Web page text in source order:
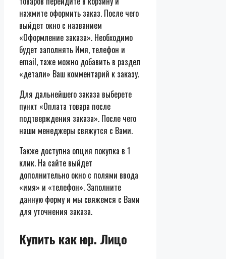
нажмите оформить заказ. После чего
выйдет окно с названием
«Оформление заказа». Необходимо
будет заполнять Имя, телефон и
email, таже можно добавить в раздел
«детали» Ваш комментарий к заказу.
Для дальнейшего заказа выберете
пункт «Оплата товара после
подтверждения заказа». После чего
наши менеджеры свяжутся с Вами.
Также доступна опция покупка в 1
клик. На сайте выйдет
дополнительно окно с полями ввода
«имя» и «телефон». Заполните
данную форму и мы свяжемся с Вами
для уточнения заказа.
Купить как юр. Лицо